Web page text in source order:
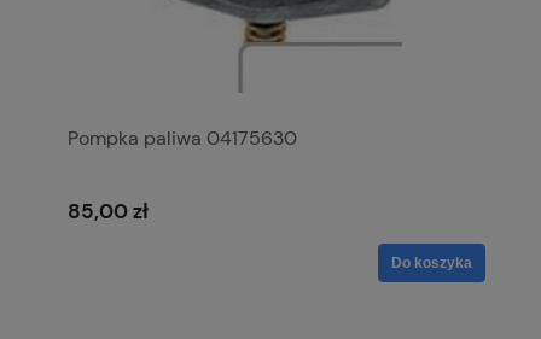
Pompka paliwa 04175630
85,00 zł
Do koszyka